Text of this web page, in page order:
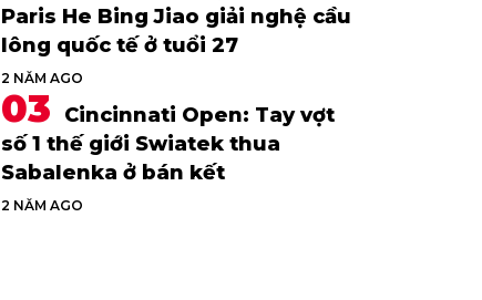
Paris He Bing Jiao giải nghệ cầu
lông quốc tế ở tuổi 27
2 NĂM AGO
Cincinnati Open: Tay vợt
số 1 thế giới Swiatek thua
Sabalenka ở bán kết
2 NĂM AGO